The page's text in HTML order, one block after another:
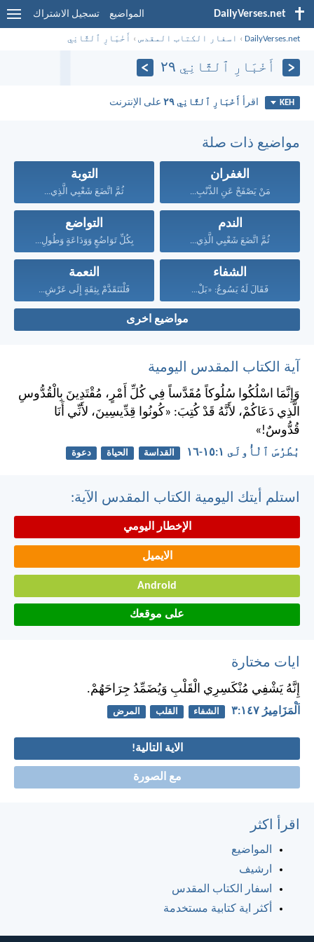
DailyVerses.net المواضيع تسجيل الاشتراك
DailyVerses.net
› اسفار الكتاب المقدس › أَخْبَارِ ٱلثَّانِي
أَخْبَارِ ٱلثَّانِي ٢٩
KEH اقرأ أَخْبَارِ ٱلثَّانِي ٢٩ على الإنترنت
مواضيع ذات صلة
الغفران
مَنْ يَصْفَحْ عَنِ الذَّنْبِ...
التوبة
ثُمَّ اتَّضَعَ شَعْبِي الَّذِي...
الندم
ثُمَّ اتَّضَعَ شَعْبِي الَّذِي...
التواضع
بِكُلِّ تَوَاضُعٍ وَوَدَاعَةٍ وَطُولِ...
الشفاء
فَقَالَ لَهُ يَسُوعُ: «بَلْ...
النعمة
فَلْنَتَقَدَّمْ بِثِقَةٍ إِلَى عَرْشِ...
مواضيع اخرى
آية الكتاب المقدس اليومية
وَإِنَّمَا اسْلُكُوا سُلُوكاً مُقَدَّساً فِي كُلِّ أَمْرٍ، مُقْتَدِينَ بِالْقُدُّوسِ
الَّذِي دَعَاكُمْ، لأَنَّهُ قَدْ كُتِبَ: «كُونُوا قِدِّيسِينَ، لأَنِّي أَنَا
قُدُّوسٌ!»
بُطْرُسَ ٱلْأُولَى ١:‏١٥-‏١٦ القداسة الحياة دعوة
استلم أيتك اليومية الكتاب المقدس الآية:
الإخطار اليومي
الايميل
Android
على موقعك
ايات مختارة
إِنَّهُ يَشْفِي مُنْكَسِرِي الْقَلْبِ وَيُضَمِّدُ جِرَاحَهُمْ.
اَلْمَزَامِيرُ ١٤٧:‏٣ الشفاء القلب المرض
الاية التالية!
مع الصورة
اقرأ اكثر
المواضيع
ارشيف
اسفار الكتاب المقدس
أكثر اية كتابية مستخدمة